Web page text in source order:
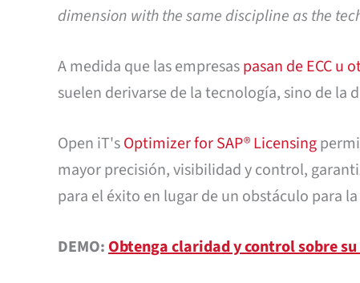
dimension with the same discipline as the
A medida que las empresaspasan de ECC u
suelen derivarse de la tecnología, sino de la
Open iT'sOptimizer for SAP® Licensing
mayor precisión, visibilidad y control,
para el éxito en lugar de un obstáculo para
DEMO:Obtenga claridad y control sobre su